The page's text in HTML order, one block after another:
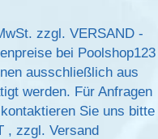
zzgl. VERSAND -
bei Poolshop123
ausschließlich aus
werden. Für Anfragen
Sie uns bitte
, zzgl. Versand